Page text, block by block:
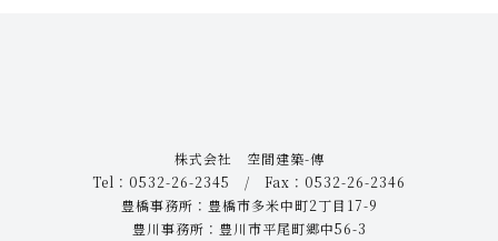
株式会社 空間建築-傳
Tel：0532-26-2345 / Fax：0532-26-2346
豊橋事務所：豊橋市多米中町2丁目17-9
豊川事務所：豊川市平尾町郷中56-3